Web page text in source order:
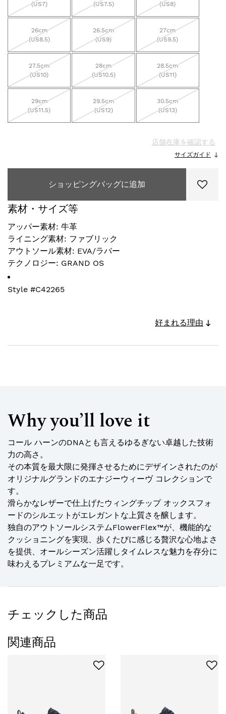
(US7)
(US7.5)
(US8)
26cm
(US8.5)
26.5cm
(US9)
27cm
(US9.5)
27.5cm
(US10)
28cm
(US10.5)
28.5cm
(US11)
29cm
(US11.5)
29.5cm
(US12)
30.5cm
(US13)
店舗在庫を確認する
サイズガイド
ショッピングバッグに追加
素材・サイズ等
アッパー素材: 牛革
ライニング素材: ファブリック
アウトソール素材: EVA/ラバー
テクノロジー: GRAND OS
Style #C42265
好まれる理由
Why you’ll love it
コール ハーンのDNAとも言えるゆるぎない卓越した技術
力の高さ。
その本質を最大限に発揮させるためにデザインされたのが
オリジナルグランドのエナジーウィーヴ コレクションで
す。
滑らかなレザーで仕上げたウィングチップ オックスフォ
ードのシルエットがエレガントな上質さを醸します。
独自のアウトソールシステムFlowerFlex™が、機能的な
クッショニングを実現、歩くたびに感じる贅沢な心地よさ
を提供、オールシーズン活躍しタイムレスな魅力を存分に
味わえるプレミアムな一足です。
チェックした商品
関連商品